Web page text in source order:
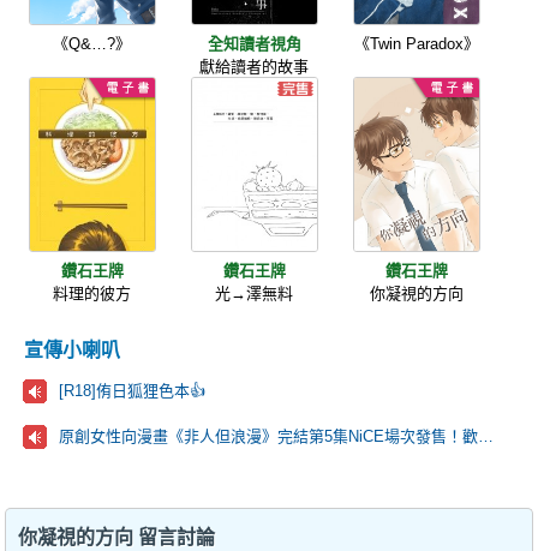
《Q&…?》
全知讀者視角
獻給讀者的故事
《Twin Paradox》
鑽石王牌
料理的彼方
鑽石王牌
光→澤無料
鑽石王牌
你凝視的方向
宣傳小喇叭
[R18]侑日狐狸色本👍
原創女性向漫畫《非人但浪漫》完結第5集NiCE場次發售！歡迎來看看！
你凝視的方向 留言討論